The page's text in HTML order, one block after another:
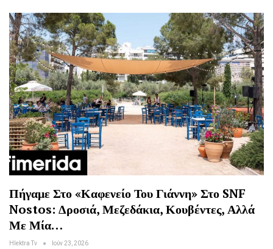
Πήγαμε Στο «Καφενείο Του Γιάννη» Στο SNF
Nostos: Δροσιά, Μεζεδάκια, Κουβέντες, Αλλά
Με Μία…
Hlektra Tv Ιούν 23, 2026